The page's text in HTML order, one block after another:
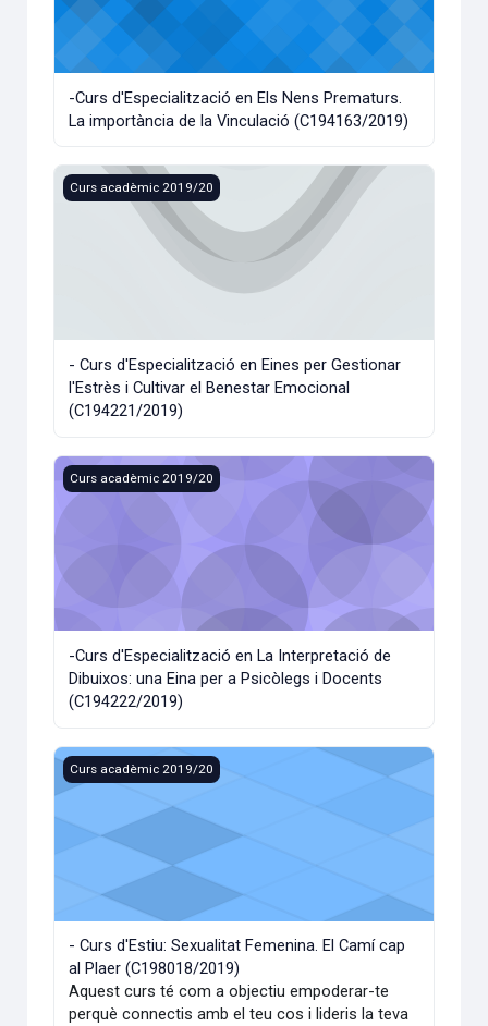
-Curs d'Especialització en Els Nens Prematurs.
La importància de la Vinculació (C194163/2019)
- Curs d'Especialització en Eines per Gestionar l'Estrès i
Curs acadèmic 2019/20
- Curs d'Especialització en Eines per Gestionar
l'Estrès i Cultivar el Benestar Emocional
(C194221/2019)
-Curs d'Especialització en La Interpretació de Dibuixos:
Curs acadèmic 2019/20
-Curs d'Especialització en La Interpretació de
Dibuixos: una Eina per a Psicòlegs i Docents
(C194222/2019)
- Curs d'Estiu: Sexualitat Femenina. El Camí cap al Plaer
Curs acadèmic 2019/20
- Curs d'Estiu: Sexualitat Femenina. El Camí cap
al Plaer (C198018/2019)
Aquest curs té com a objectiu empoderar-te
perquè connectis amb el teu cos i lideris la teva